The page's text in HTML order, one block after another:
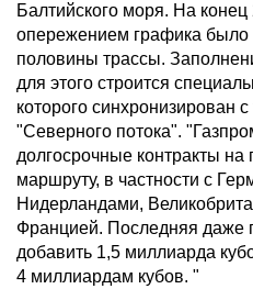
Балтийского моря. На
опережением графика было
половины трассы.
для этого строится
которого синхронизирован
"Северного потока".
долгосрочные контракты на
маршруту, в частности с
Нидерландами,
Францией. Последняя даже
добавить 1,5 миллиарда
4 миллиардам кубов. "